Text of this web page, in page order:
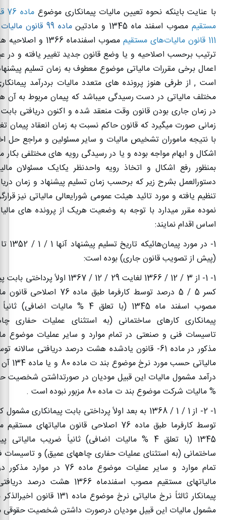
با عنایت باینکه نحوه تعیین مالیات پیمانکاری موضوع
مستقیممصوب اسفند ماه 1345 و مادتین
ماده 99 قانون مالیات مستقیم
111 قانون مالیات‌های مستقیم
مصوب اسفندماه 1366
ترتیب برحسب اصلاحیه و یا وضع قانون جدید تغییر یافته و
اعمال برخی مقررات مالیاتی موضوع معطوف به زمان تسلیم
است , از طرفی هنوز پرونده های متعدد مالیات بردرآمد
مختلف مالیاتی در دست رسیدگی میباشد که پیمان مربوط به آن
در زمان جاری بودن قانون وقت منعقد شده و اکنون دریافتی
زمانی صورت میگیرد که قانون حاکم نسبت به زمان انعقاد پیمان
با نتیجه ماموران تشخیص مالیات و سایر مسئولین و مراجع حل
اشکال و ابهام مواجه بوده و یا در رسیدگی رویه های مختلفی بکار
بمنظور رفع اشکال و اتخاذ رویه واحدنظر یکایک مسئولان
دستورالعمل بشرح زیر که برحسب زمان تسلیم پیشنهاد و زمان
تنظیم یافته و مورد تائید هیئت عمومی شورایعالی مالیاتی نیز
نموده مقرر میدارد با توجه به وضعیت هریک از پرونده های
اساس اقدام نمایند:
(پیش از تصویب قانون جاری) بوده است:
1- 1- از 3 / 12 / 1366 لغایت 29 / 12 / 1367
کسر 5 / 5 درصد توسط کارفرما طبق
مصوب اسفند ماه 1345 (با تعلق 4 %
پیمانکاری کارهای ساختمانی (به استثنای عملیات حفاری
مذکور در ماده 61- قانون یادشده هشت درصد دریافتی
مالیاتی
% مالیات شرکت موضوع بند ت ماده 80 مزبور نبوده است .
توسط کارفرما طبق ماده 76 اصلاحی قانون
1345 (با تعلق 4 % مالیات اضافی) ثانیاً ضریب
ساختمانی (به استثنای عملیات حفاری چاههای عمیق) و
مالیاتهای مستقیم مصوب اسفندماه
پیمانکار ثالثاً نرخ مالیاتی نرخ موضوع